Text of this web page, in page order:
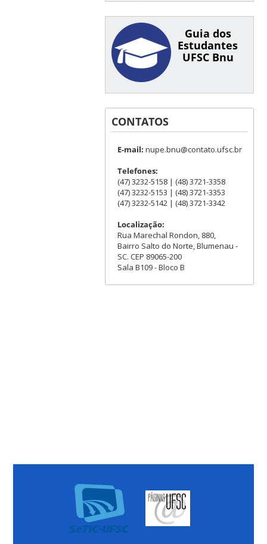
Guia dos
Estudantes
UFSC Bnu
CONTATOS
E-mail: nupe.bnu@contato.ufsc.br
Telefones:
(47) 3232-5158 | (48) 3721-3358
(47) 3232-5153 | (48) 3721-3353
(47) 3232-5142 | (48) 3721-3342
Localização:
Rua Marechal Rondon, 880,
Bairro Salto do Norte, Blumenau -
SC. CEP 89065-200
Sala B109 - Bloco B